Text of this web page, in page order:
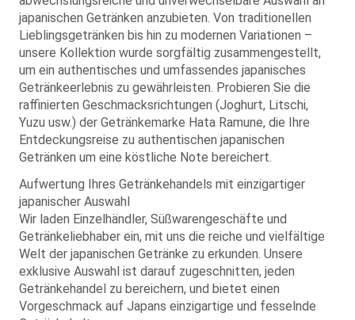
japanischen Getränken anzubieten. Von traditionellen
Lieblingsgetränken bis hin zu modernen Variationen –
unsere Kollektion wurde sorgfältig zusammengestellt,
um ein authentisches und umfassendes japanisches
Getränkeerlebnis zu gewährleisten. Probieren Sie die
raffinierten Geschmacksrichtungen (Joghurt, Litschi,
Yuzu usw.) der Getränkemarke Hata Ramune, die Ihre
Entdeckungsreise zu authentischen japanischen
Getränken um eine köstliche Note bereichert.
Aufwertung Ihres Getränkehandels mit einzigartiger
japanischer Auswahl
Wir laden Einzelhändler, Süßwarengeschäfte und
Getränkeliebhaber ein, mit uns die reiche und vielfältige
Welt der japanischen Getränke zu erkunden. Unsere
exklusive Auswahl ist darauf zugeschnitten, jeden
Getränkehandel zu bereichern, und bietet einen
Vorgeschmack auf Japans einzigartige und fesselnde